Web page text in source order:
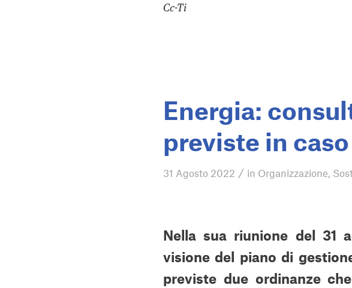
Cc-Ti
Energia:
previste in
31 Agosto 2022 / in Organizzazione,
Nella sua riunione del 31
visione del piano di
previste due ordinanze